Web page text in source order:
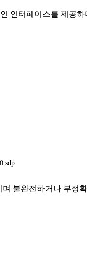
인터페이스를 제공
불완전하거나 부정